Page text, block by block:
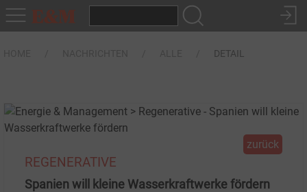
DETAIL
zurück
REGENERATIVE
Spanien will kleine Wasserkraftwerke fördern